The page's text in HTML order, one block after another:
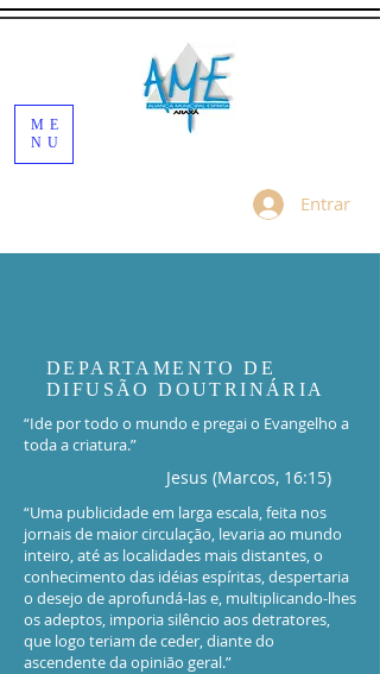
Entrar
ME
NU
DEPARTAMENTO DE
DIFUSÃO DOUTRINÁRIA
“Ide por todo o mundo e pregai o Evangelho a
toda a criatura.”
Jesus (Marcos, 16:15)
“Uma publicidade em larga escala, feita nos
jornais de maior circulação, levaria ao mundo
inteiro, até as localidades mais distantes, o
conhecimento das idéias espíritas, despertaria
o desejo de aprofundá-las e, multiplicando-lhes
os adeptos, imporia silêncio aos detratores,
que logo teriam de ceder, diante do
ascendente da opinião geral.”